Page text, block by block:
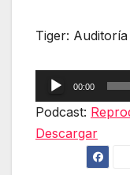
Tiger:
Reproductor
de
00:00
Podcast:
Descargar